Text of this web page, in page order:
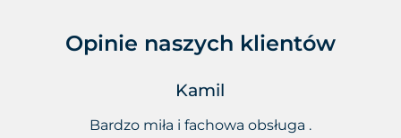
Opinie naszych klientów
Kamil
Bardzo miła i fachowa obsługa .